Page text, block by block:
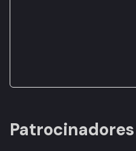
Patrocinadores